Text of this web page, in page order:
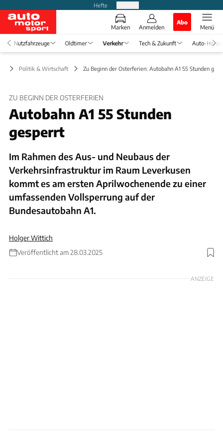
Hefte
Marken Anmelden
Abo
Menü
Nutzfahrzeuge Oldtimer Verkehr Tech & Zukunft Auto-
Politik & Wirtschaft Zu Beginn der Osterferien: Autobahn A1 55 Stunden
ZU BEGINN DER OSTERFERIEN
Autobahn A1 55 Stunden
gesperrt
Im Rahmen des Aus- und Neubaus der
Verkehrsinfrastruktur im Raum Leverkusen
kommt es am ersten Aprilwochenende zu einer
umfassenden Vollsperrung auf der
Bundesautobahn A1.
Holger Wittich
Veröffentlicht am 28.03.2025
Foto: artas via Getty Images
ANZEIGE